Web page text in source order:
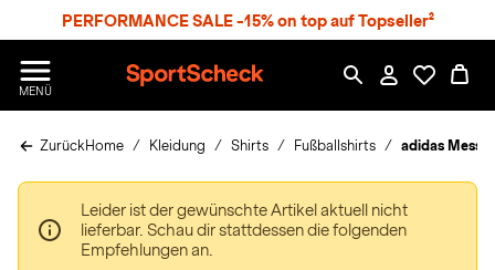
PERFORMANCE SALE -15% on top auf Topseller²
MENÜ
p
r
c
h
e
ZurückHome Kleidung Shirts Fußballshirts adidas Messi
Leider ist der gewünschte Artikel aktuell nicht
lieferbar. Schau dir stattdessen die folgenden
Empfehlungen an.